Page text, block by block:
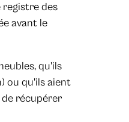
registre des
avant le
qu'ils
ou qu'ils aient
récupérer